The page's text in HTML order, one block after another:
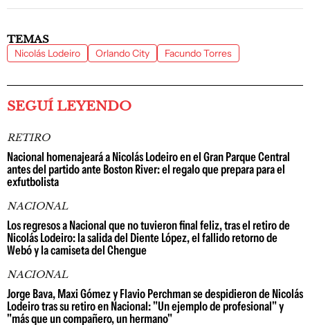
TEMAS
Nicolás Lodeiro Orlando City Facundo Torres
SEGUÍ LEYENDO
RETIRO
Nacional homenajeará a Nicolás Lodeiro en el Gran Parque Central
antes del partido ante Boston River: el regalo que prepara para el
exfutbolista
NACIONAL
Los regresos a Nacional que no tuvieron final feliz, tras el retiro de
Nicolás Lodeiro: la salida del Diente López, el fallido retorno de
Webó y la camiseta del Chengue
NACIONAL
Jorge Bava, Maxi Gómez y Flavio Perchman se despidieron de Nicolás
Lodeiro tras su retiro en Nacional: "Un ejemplo de profesional" y
"más que un compañero, un hermano"